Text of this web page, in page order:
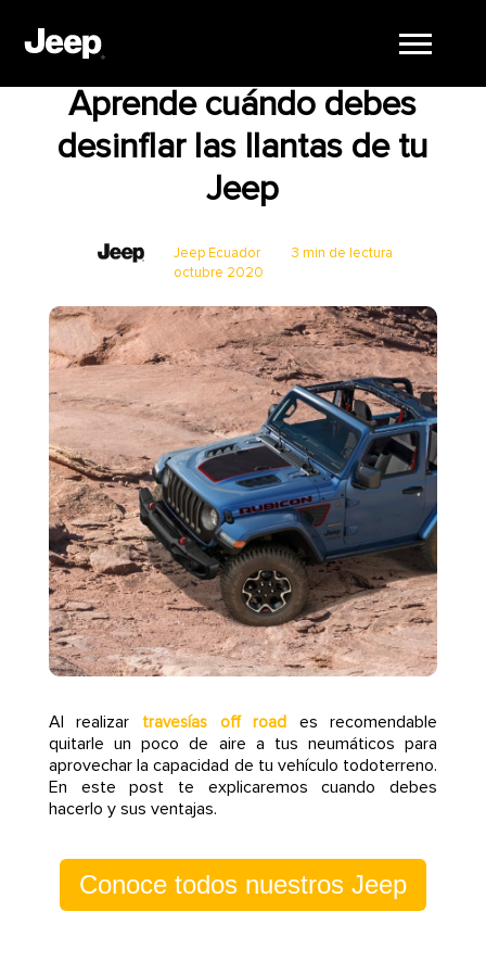
Aprende cuándo debes
desinflar las llantas de tu
Jeep
Jeep Ecuador
octubre 2020
3 min de lectura
Al realizar travesías off road es recomendable
quitarle un poco de aire a tus neumáticos para
aprovechar la capacidad de tu vehículo todoterreno.
En este post te explicaremos cuando debes
hacerlo y sus ventajas.
Conoce todos nuestros Jeep